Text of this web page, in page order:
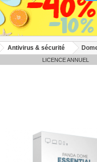
Antivirus & sécurité
LICENCE ANNUEL